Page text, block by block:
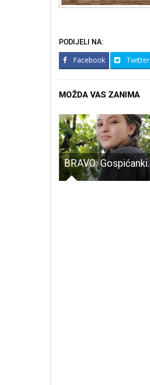
PODIJELI NA:
Facebook Twitter
MOŽDA VAS ZANIMA
BRAVO: Gospićanki Ani Starčević nagrada Hrvatskog Sabora kulture za najuspješnije likovno djelo mladog autora